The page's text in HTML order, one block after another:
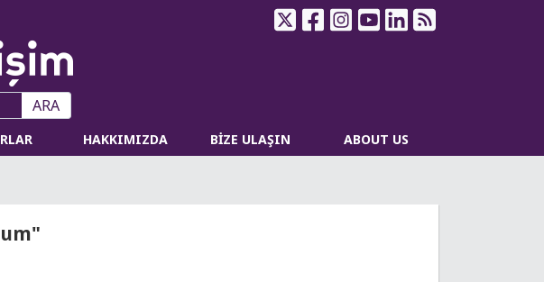
ARA
HAKKIMIZDA BİZE ULAŞIN ABOUT US